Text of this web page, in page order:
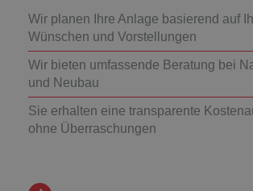
Wir planen Ihre Anlage basierend auf
Wünschen und Vorstellungen
Wir bieten umfassende Beratung bei
und Neubau
Sie erhalten eine transparente
ohne Überraschungen